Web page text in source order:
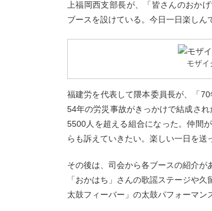
上福岡西支部長が、「皆さんのおか
ブースを設けている。今日一日楽しん
モザイ
福建労を代表して隈本委員長が、「
54年の労災事故がきっかけで結成さ
5500人を超える組合になった。仲間
らも訴えていきたい。楽しい一日を送
その後は、司会から各ブースの紹介
「おかはち」さんの歌謡ステージや
太鼓フィーバー」の太鼓パフォーマン